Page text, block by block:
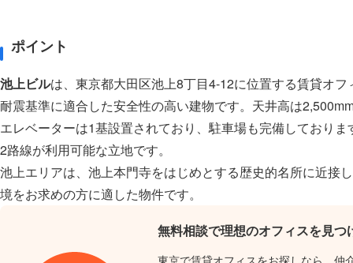
ポイント
池上ビルは、東京都大田区池上8丁目4-12に位置する賃貸オ
耐震基準に適合した安全性の高い建物です。天井高は
エレベーターは1基設置されており、駐車場も完備しており
2路線が利用可能な立地です。
池上エリアは、池上本門寺をはじめとする歴史的名所に近接
境をお求めの方に適した物件です。
無料相談で理想のオフィスを見つ
東京で賃貸オフィスをお探しなら、仲